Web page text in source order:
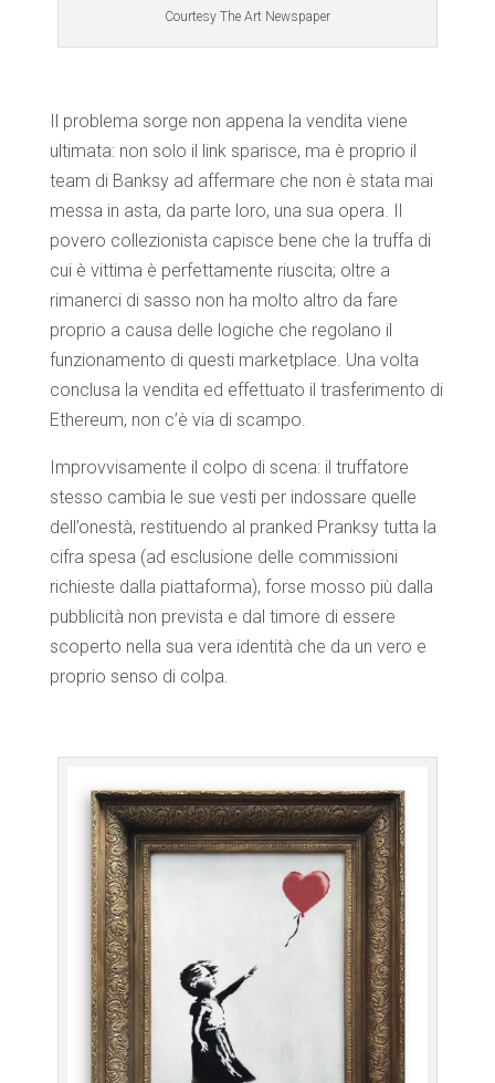
Courtesy The Art Newspaper
Il problema sorge non appena la vendita viene
ultimata: non solo il link sparisce, ma è proprio il
team di Banksy ad affermare che non è stata mai
messa in asta, da parte loro, una sua opera. Il
povero collezionista capisce bene che la truffa di
cui è vittima è perfettamente riuscita; oltre a
rimanerci di sasso non ha molto altro da fare
proprio a causa delle logiche che regolano il
funzionamento di questi marketplace. Una volta
conclusa la vendita ed effettuato il trasferimento di
Ethereum, non c’è via di scampo.
Improvvisamente il colpo di scena: il truffatore
stesso cambia le sue vesti per indossare quelle
dell’onestà, restituendo al pranked Pranksy tutta la
cifra spesa (ad esclusione delle commissioni
richieste dalla piattaforma), forse mosso più dalla
pubblicità non prevista e dal timore di essere
scoperto nella sua vera identità che da un vero e
proprio senso di colpa.